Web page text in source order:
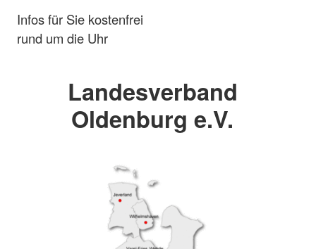
Infos für Sie kostenfrei
rund um die Uhr
Landesverband
Oldenburg e.V.